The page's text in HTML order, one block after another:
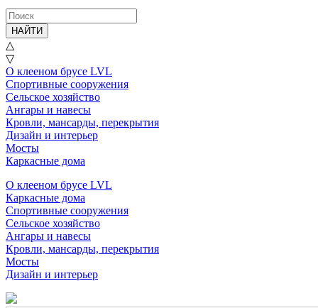
НАЙТИ
△
▽
О клееном брусе LVL
Спортивные сооружения
Сельское хозяйство
Ангары и навесы
Кровли, мансарды, перекрытия
Дизайн и интерьер
Мосты
Каркасные дома
О клееном брусе LVL
Каркасные дома
Спортивные сооружения
Сельское хозяйство
Ангары и навесы
Кровли, мансарды, перекрытия
Мосты
Дизайн и интерьер